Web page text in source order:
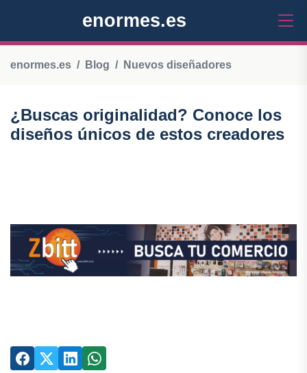
enormes.es
enormes.es Blog Nuevos diseñadores
¿Buscas originalidad? Conoce los
diseños únicos de estos creadores